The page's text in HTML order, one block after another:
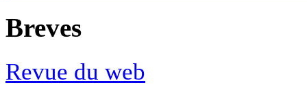
Breves
Revue du web